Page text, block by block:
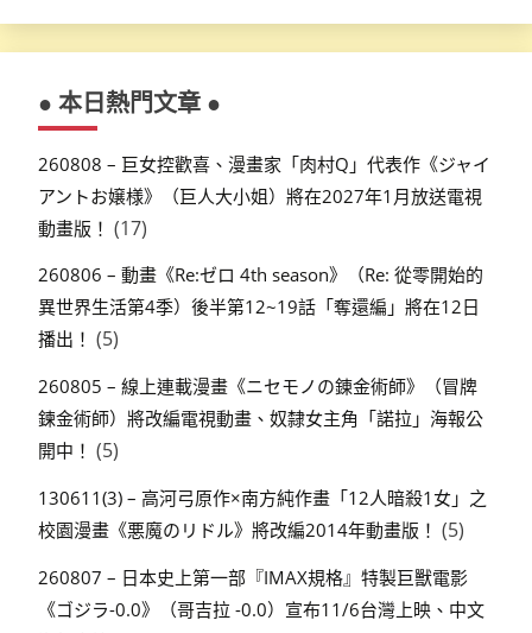
● 本日熱門文章 ●
260808 – 巨女控歡喜、漫畫家「肉村Q」代表作《ジャイ
アントお嬢様》（巨人大小姐）將在2027年1月放送電視
動畫版！ (17)
260806 – 動畫《Re:ゼロ 4th season》（Re: 從零開始的
異世界生活第4季）後半第12~19話「奪還編」將在12日
播出！ (5)
260805 – 線上連載漫畫《ニセモノの錬金術師》（冒牌
鍊金術師）將改編電視動畫、奴隸女主角「諾拉」海報公
開中！ (5)
130611(3) – 高河弓原作×南方純作畫「12人暗殺1女」之
校園漫畫《悪魔のリドル》將改編2014年動畫版！ (5)
260807 – 日本史上第一部『IMAX規格』特製巨獸電影
《ゴジラ-0.0》（哥吉拉 -0.0）宣布11/6台灣上映、中文